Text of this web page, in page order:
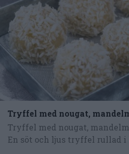
Tryffel med nougat,
Tryffel med nougat,
En söt och ljus tryffel rullad i